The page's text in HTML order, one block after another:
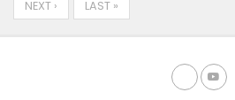
NEXT › LAST »